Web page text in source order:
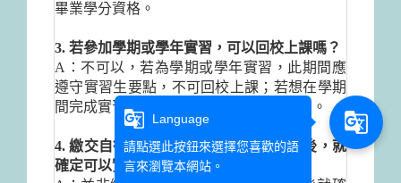
畢業學分資格。
3. 若參加學期或學年實習，可以回校上課嗎？
A：不可以，若為學期或學年實習，此期間應
遵守實習生要點，不可回校上課；若想在學期
間完成實習學分，則應選擇「職場體驗」。
4. 繳交自行尋找實習機構申請表至系辦後，就
確定可以實習了嗎？
g_translate
Language
請點選此按鈕來選擇您喜歡的語
言來瀏覽本網站。
g_translate